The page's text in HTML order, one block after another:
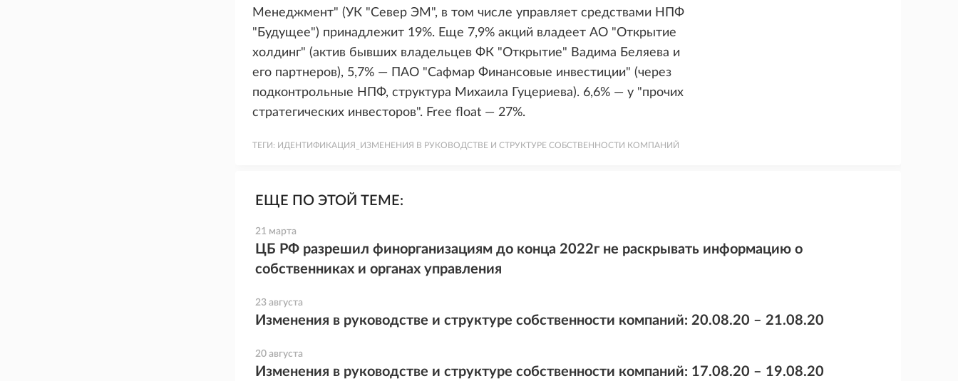
Менеджмент" (УК "Север ЭМ", в том числе управляет средствами НПФ
"Будущее") принадлежит 19%. Еще 7,9% акций владеет АО "Открытие
холдинг" (актив бывших владельцев ФК "Открытие" Вадима Беляева и
его партнеров), 5,7% — ПАО "Сафмар Финансовые инвестиции" (через
подконтрольные НПФ, структура Михаила Гуцериева). 6,6% — у "прочих
стратегических инвесторов". Free float — 27%.
ТЕГИ: ИДЕНТИФИКАЦИЯ_ИЗМЕНЕНИЯ В РУКОВОДСТВЕ И СТРУКТУРЕ СОБСТВЕННОСТИ КОМПАНИЙ
ЕЩЕ ПО ЭТОЙ ТЕМЕ:
21 марта
ЦБ РФ разрешил финорганизациям до конца 2022г не раскрывать информацию о
собственниках и органах управления
23 августа
Изменения в руководстве и структуре собственности компаний: 20.08.20 – 21.08.20
20 августа
Изменения в руководстве и структуре собственности компаний: 17.08.20 – 19.08.20